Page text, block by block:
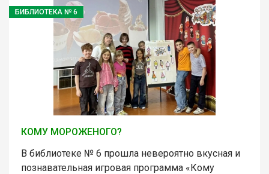
БИБЛИОТЕКА № 6
КОМУ МОРОЖЕНОГО?
В библиотеке № 6 прошла невероятно вкусная и
познавательная игровая программа «Кому